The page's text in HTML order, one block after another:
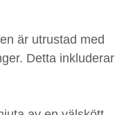
är utrustad med
Detta inkluderar